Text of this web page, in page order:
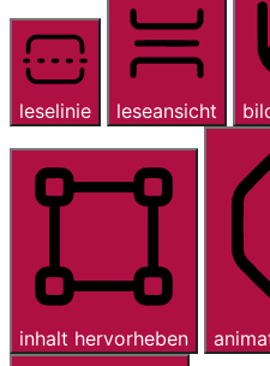
leselinie leseansicht
inhalt hervorheben